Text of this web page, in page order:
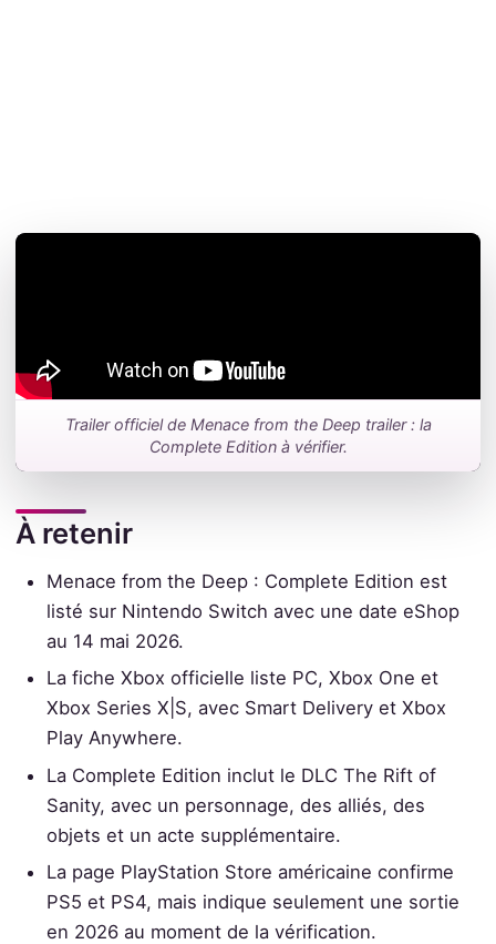
Trailer officiel de Menace from the Deep trailer : la
Complete Edition à vérifier.
À retenir
Menace from the Deep : Complete Edition est
listé sur Nintendo Switch avec une date eShop
au 14 mai 2026.
La fiche Xbox officielle liste PC, Xbox One et
Xbox Series X|S, avec Smart Delivery et Xbox
Play Anywhere.
La Complete Edition inclut le DLC The Rift of
Sanity, avec un personnage, des alliés, des
objets et un acte supplémentaire.
La page PlayStation Store américaine confirme
PS5 et PS4, mais indique seulement une sortie
en 2026 au moment de la vérification.